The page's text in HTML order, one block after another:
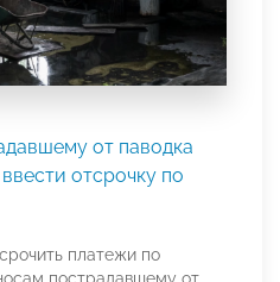
от паводка
отсрочку по
платежи по